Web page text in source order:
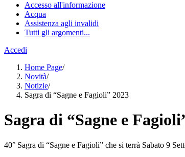
Accesso all'informazione
Acqua
Assistenza agli invalidi
Tutti gli argomenti...
Accedi
Home Page/
Novità/
Notizie/
Sagra di “Sagne e Fagioli” 2023
Sagra di “Sagne e
40° Sagra di “Sagne e Fagioli” che si terrà Sabato 9